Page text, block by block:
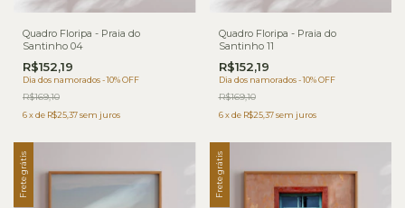
Quadro Floripa - Praia do
Santinho 04
R$152,19
Dia dos namorados - 10% OFF
R$169,10
6xde R$25,37sem juros
Quadro Floripa - Praia do
Santinho 11
R$152,19
Dia dos namorados - 10% OFF
R$169,10
6 xde R$25,37 sem juros
Frete grátis Frete grátis